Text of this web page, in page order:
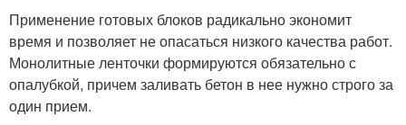
Применение готовых блоков радикально экономит
время и позволяет не опасаться низкого качества работ.
Монолитные ленточки формируются обязательно с
опалубкой, причем заливать бетон в нее нужно строго за
один прием.